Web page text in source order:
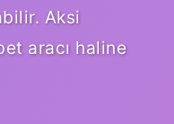
Aksi
aracı haline